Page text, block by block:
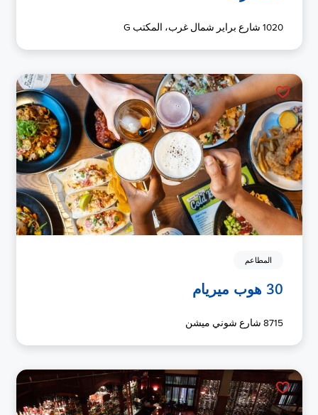
1020 شارع براير شمال غرب، المكتب G
المطاعم
30 هوب ميريام
8715 شارع شوني ميشن